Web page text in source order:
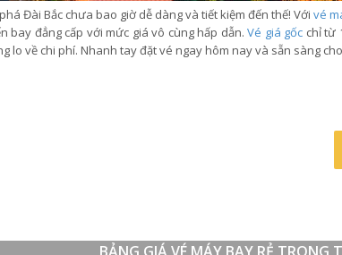
Đài Bắc chưa bao giờ dễ dàng và tiết kiệm đến thế! Với vé
bay đẳng cấp với mức giá vô cùng hấp dẫn.Vé giá gốc chỉ từ
lo về chi phí. Nhanh tay đặt vé ngay hôm nay và sẵn sàng